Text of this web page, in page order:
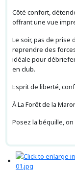
Côté confort,
offrant une vue
Le soir, pas de prise
reprendre des
idéale pour
en club.
Esprit de liberté,
À La Forêt de la
Posez la béquille,